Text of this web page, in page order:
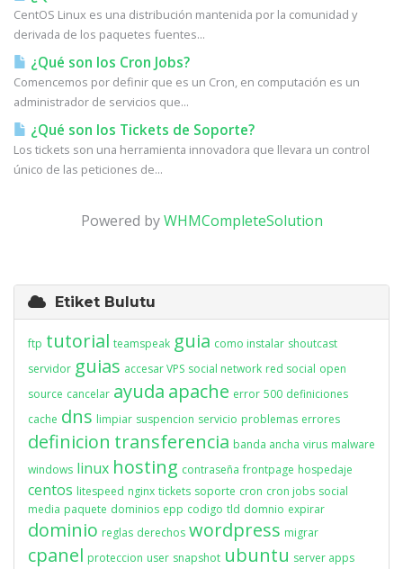
CentOS Linux es una distribución mantenida por la comunidad y
derivada de los paquetes fuentes...
¿Qué son los Cron Jobs?
Comencemos por definir que es un Cron, en computación es un
administrador de servicios que...
¿Qué son los Tickets de Soporte?
Los tickets son una herramienta innovadora que llevara un control
único de las peticiones de...
Powered byWHMCompleteSolution
Etiket Bulutu
ftp tutorial teamspeak guia como instalar shoutcast
servidor guias accesar VPS social network red social open
source cancelar ayuda apache error 500 definiciones
cache dns limpiar suspencion servicio problemas errores
definicion transferencia banda ancha virus malware
windows linux hosting contraseña frontpage hospedaje
centos litespeed nginx tickets soporte cron cron jobs social
media paquete dominios epp codigo tld domnio expirar
dominio reglas derechos wordpress migrar
cpanel proteccion user snapshot ubuntu server apps